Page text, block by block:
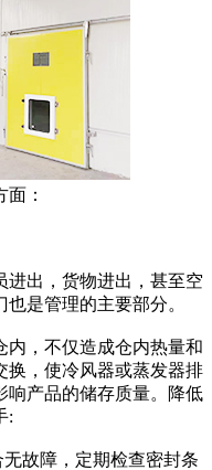
：
出，货物进出，甚至空
是管理的主要部分。
，不仅造成仓内热量和
换，使冷风器或蒸发器排
响产品的储存质量。降低
:
故障，定期检查密封条